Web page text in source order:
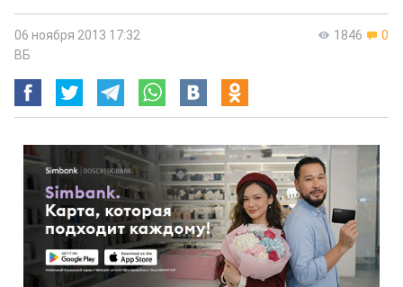
1846 0
06 ноября 2013 17:32
ВБ